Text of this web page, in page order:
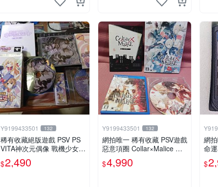
Y9199433501 132
稀有收藏絕版遊戲 PSV PS
VITA神次元偶像 戰機少女 P
P 限定版 日版周邊
$2,490
Y9199433501 132
網拍唯一 稀有收藏 PSV遊戲
惡意項圈 Collar×Malice 限
定版 日版
$4,990
網
命
28
$